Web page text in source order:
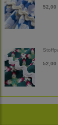
52,00
52,00